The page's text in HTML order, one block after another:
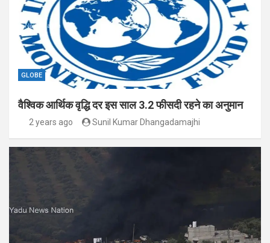
GLOBE
वैश्विक आर्थिक वृद्धि दर इस साल 3.2 फीसदी रहने का अनुमान
2 years ago Sunil Kumar Dhangadamajhi